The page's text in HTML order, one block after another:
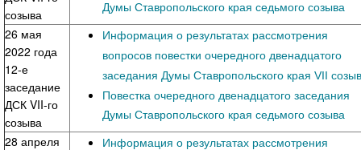
созыва
Думы Ставропольского края седьмого созыва
26 мая
2022 года
12-е
заседание
ДСК VII-го
созыва
Информация о результатах рассмотрения
вопросов повестки очередного двенадцатого
заседания Думы Ставропольского края VII
Повестка очередного двенадцатого заседания
Думы Ставропольского края седьмого созыва
28 апреля
Информация о результатах рассмотрения